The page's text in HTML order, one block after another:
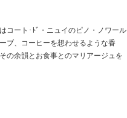
コート･ﾄﾞ・ニュイのピノ・ノワール
ブ、コーヒーを想わせるような香
の余韻とお食事とのマリアージュを